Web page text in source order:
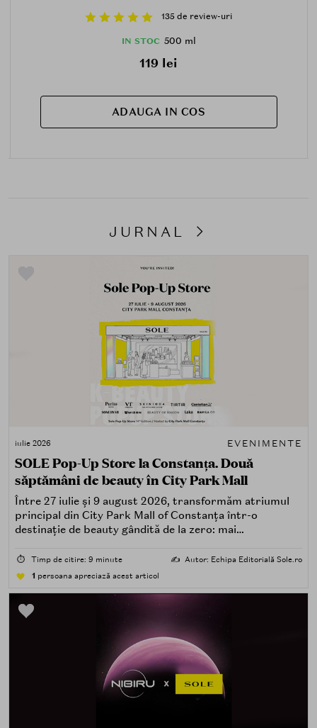
135 de review-uri
IN STOC 500 ml
119 lei
ADAUGA IN COS
JURNAL
iulie 2026 EVENIMENTE
SOLE Pop-Up Store la Constanța. Două
săptămâni de beauty în City Park Mall
Între 27 iulie și 9 august 2026, transformăm atriumul
principal din City Park Mall of Constanța într-o
destinație de beauty gândită de la zero: mai
care îți place, de fapt, să descoperi produse — testând,
atingând, comparând, întrebând.
⏱️ Timp de citire: 9 minute ✍️ Autor: Echipa Editorială Sole.ro
1 persoana apreciază acest articol